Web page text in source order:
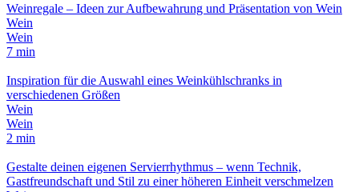
Weinregale – Ideen zur Aufbewahrung und Präsentation von Wein
Wein
Wein
7 min
Inspiration für die Auswahl eines Weinkühlschranks in
verschiedenen Größen
Wein
Wein
2 min
Gestalte deinen eigenen Servierrhythmus – wenn Technik,
Gastfreundschaft und Stil zu einer höheren Einheit verschmelzen